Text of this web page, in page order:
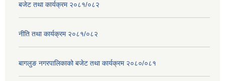
बजेट तथा कार्यक्रम २०८१/०८२
नीति तथा कार्यक्रम २०८१/०८२
बागलुङ नगरपालिकाको बजेट तथा कार्यक्रम २०८०/०८१